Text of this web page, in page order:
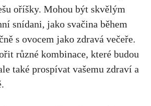
oříšky. Mohou ​být skvělým⁣
snídani, jako svačina⁢ během
s ovocem‍ jako zdravá⁣ večeře.
různé kombinace, ‌které budou
‌také prospívat vašemu zdraví a